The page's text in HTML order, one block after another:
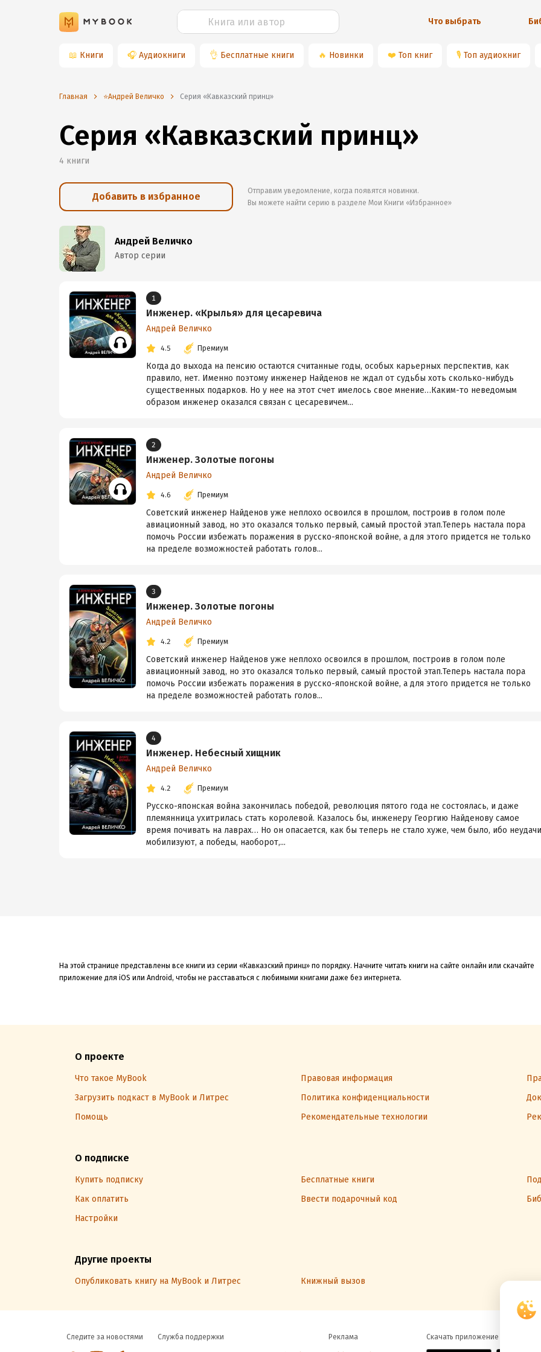
Что выбрать
📖 Книги 🎧 Аудиокниги 👌 Бесплатные книги 🔥 Новинки ❤️ Топ книг 🎙 Топ аудиокниг
Главная ⭐️Андрей Величко Серия «Кавказский принц»
Серия «Кавказский принц»
4 книги
Добавить в избранное
Отправим уведомление, когда появятся новинки.
Вы можете найти серию в разделе Мои Книги «Избранное»
Андрей Величко
Автор серии
1
Инженер. «Крылья» для цесаревича
Андрей Величко
4.5 Премиум
Когда до выхода на пенсию остаются считанные годы, особых карьерных перспектив, как
правило, нет. Именно поэтому инженер Найденов не ждал от судьбы хоть сколько-нибудь
существенных подарков. Но у нее на этот счет имелось свое мнение…Каким-то неведомым
образом инженер оказался связан с цесаревичем...
2
Инженер. Золотые погоны
Андрей Величко
4.6 Премиум
Советский инженер Найденов уже неплохо освоился в прошлом, построив в голом поле
авиационный завод, но это оказался только первый, самый простой этап.Теперь настала пора
помочь России избежать поражения в русско-японской войне, а для этого придется не только
на пределе возможностей работать голов...
3
Инженер. Золотые погоны
Андрей Величко
4.2 Премиум
Советский инженер Найденов уже неплохо освоился в прошлом, построив в голом поле
авиационный завод, но это оказался только первый, самый простой этап.Теперь настала пора
помочь России избежать поражения в русско-японской войне, а для этого придется не только
на пределе возможностей работать голов...
4
Инженер. Небесный хищник
Андрей Величко
4.2 Премиум
Русско-японская война закончилась победой, революция пятого года не состоялась, и даже
племянница ухитрилась стать королевой. Казалось бы, инженеру Георгию Найденову самое
время почивать на лаврах… Но он опасается, как бы теперь не стало хуже, чем было, ибо неудачи
мобилизуют, а победы, наоборот,...
На этой странице представлены все книги из серии «Кавказский принц» по порядку. Начните читать книги на сайте онлайн или скачайте
приложение для iOS или Android, чтобы не расставаться с любимыми книгами даже без интернета.
О проекте
Что такое MyBook Правовая информация
Загрузить подкаст в MyBook и Литрес
Политика конфиденциальности
Помощь
Рекомендательные технологии
О подписке
Купить подписку Бесплатные книги
Как оплатить
Ввести подарочный код
Настройки
Другие проекты
Опубликовать книгу на MyBook и Литрес Книжный вызов
Следите за новостями Служба поддержки Реклама Скачать приложение